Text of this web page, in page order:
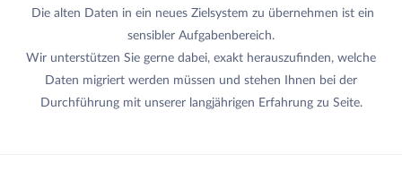
Die alten Daten in ein neues Zielsystem zu übernehmen ist ein
sensibler Aufgabenbereich.
Wir unterstützen Sie gerne dabei, exakt herauszufinden, welche
Daten migriert werden müssen und stehen Ihnen bei der
Durchführung mit unserer langjährigen Erfahrung zu Seite.